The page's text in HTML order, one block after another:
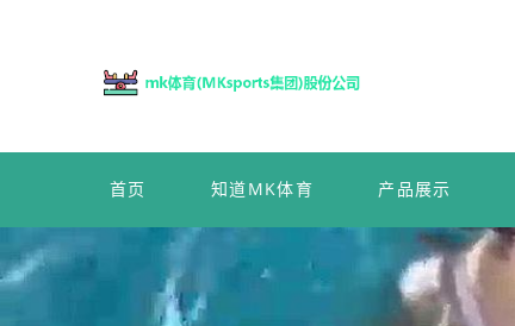
首页 知道MK体育 产品展示